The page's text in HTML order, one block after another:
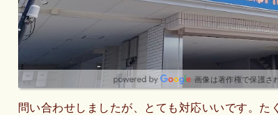
画像は著作権で保護さ
問い合わせしましたが、とても対応いいです。た